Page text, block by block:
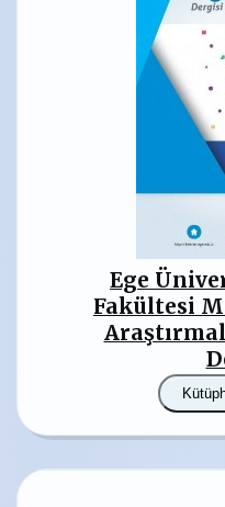
Ege
Fakültesi